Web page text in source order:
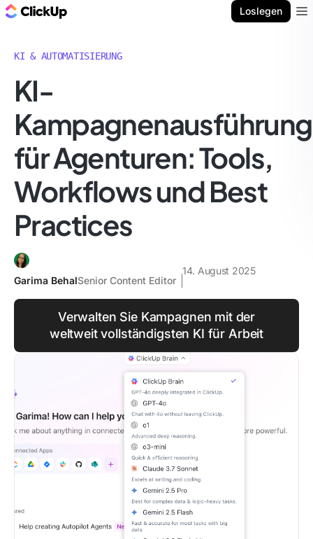
Loslegen
KI & AUTOMATISIERUNG
KI-
Kampagnenausführung
für Agenturen: Tools,
Workflows und Best
Practices
Garima BehalSenior Content Editor
14. August 2025
Verwalten Sie Kampagnen mit der
weltweit vollständigsten KI für Arbeit